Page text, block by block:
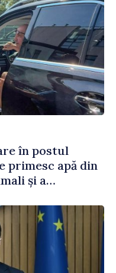
în postul
primesc apă din
și a